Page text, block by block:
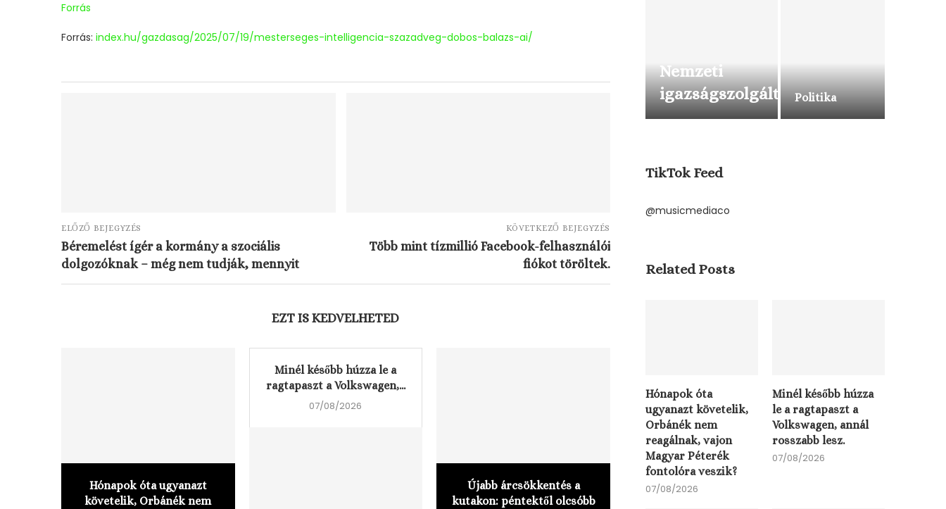
Forrás
Forrás: index.hu/gazdasag/2025/07/19/mesterseges-intelligencia-szazadveg-dobos-balazs-ai/
ELŐZŐ BEJEGYZÉS
Béremelést ígér a kormány a szociális
dolgozóknak – még nem tudják, mennyit
KÖVETKEZŐ BEJEGYZÉS
Több mint tízmillió Facebook-felhasználói
fiókot töröltek.
EZT IS KEDVELHETED
Hónapok óta ugyanazt
követelik, Orbánék nem
Minél később húzza le a
ragtapaszt a Volkswagen,...
07/08/2026
Újabb árcsökkentés a
kutakon: péntektől olcsóbb
döntésen, erre sok
magyarnak...
03/08/2026
Nemzeti
igazságszolgáltatásPolitika
TikTok Feed
@musicmediaco
Related Posts
Hónapok óta
ugyanazt követelik,
Orbánék nem
reagálnak, vajon
Magyar Péterék
fontolóra veszik?
07/08/2026
Minél később húzza
le a ragtapaszt a
Volkswagen, annál
rosszabb lesz.
07/08/2026